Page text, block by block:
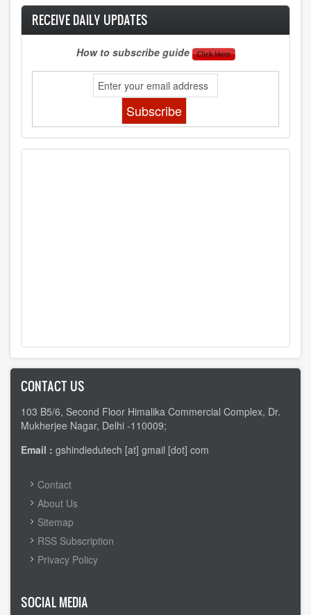
RECEIVE DAILY UPDATES
How to subscribe guide
CONTACT US
103 B5/6, Second Floor Himalika Commercial Complex, Dr.
Mukherjee Nagar, Delhi -110009;
Email : gshindiedutech [at] gmail [dot] com
FOOTER
MENU
Contact
About Us
Sitemap
RSS Subscription
Privacy Policy
SOCIAL MEDIA